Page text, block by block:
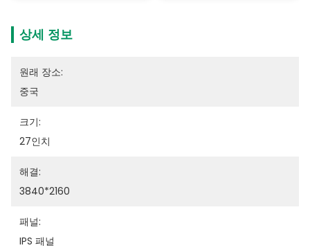
상세 정보
원래 장소:
중국
크기:
27인치
해결:
3840*2160
패널:
IPS 패널